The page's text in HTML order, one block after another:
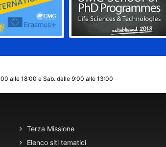
alle 18:00 e Sab. dalle 9:00 alle 13:00
Terza Missione
Elenco siti tematici